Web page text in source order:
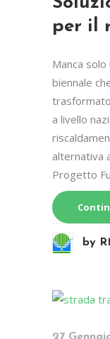
per il
Manca
biennale
a livello
alternativa
Progetto
by